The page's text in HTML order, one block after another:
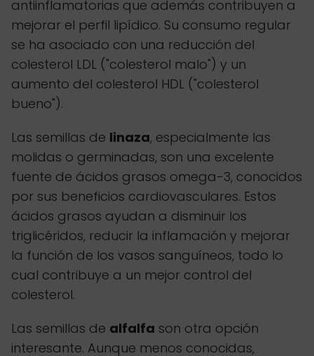
antiinflamatorias que además contribuyen a
mejorar el perfil lipídico. Su consumo regular
se ha asociado con una reducción del
colesterol LDL ("colesterol malo") y un
aumento del colesterol HDL ("colesterol
bueno").
Las semillas de linaza, especialmente las
molidas o germinadas, son una excelente
fuente de ácidos grasos omega-3, conocidos
por sus beneficios cardiovasculares. Estos
ácidos grasos ayudan a disminuir los
triglicéridos, reducir la inflamación y mejorar
la función de los vasos sanguíneos, todo lo
cual contribuye a un mejor control del
colesterol.
Las semillas de alfalfa son otra opción
interesante. Aunque menos conocidas,